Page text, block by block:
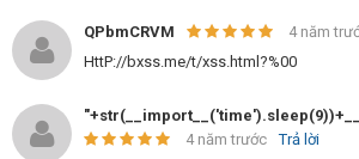
QPbmCRVM 4 năm
HttP://bxss.me/t/xss.html?%00
4 năm trước
Trả lời